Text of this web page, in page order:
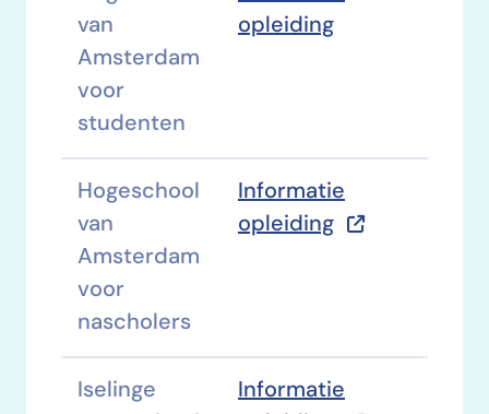
van
Amsterdam
voor
studenten
opleiding
Hogeschool
van
Amsterdam
voor
nascholers
Informatie
opleiding
Iselinge
Informatie